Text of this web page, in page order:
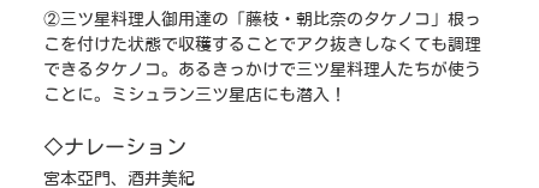
②三ツ星料理人御用達の「藤枝・朝比奈のタケノコ」根っ
こを付けた状態で収穫することでアク抜きしなくても調理
できるタケノコ。あるきっかけで三ツ星料理人たちが使う
ことに。ミシュラン三ツ星店にも潜入！
◇ナレーション
宮本亞門、酒井美紀